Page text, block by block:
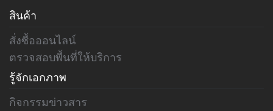
สินค้า
สั่งซื้อออนไลน์
ตรวจสอบพื้นที่ให้บริการ
รู้จักเอกภาพ
กิจกรรมข่าวสาร